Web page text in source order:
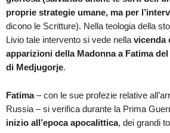
proprie strategie umane, ma per
dicono le Scritture). Nella teologia della
Livio tale intervento si vede nella vicenda
apparizioni della Madonna a Fatima
di Medjugorje.
Fatima– con le sue profezie relative
Russia – si verifica durante la Prima
inizio all’epoca apocalittica, dei grandi